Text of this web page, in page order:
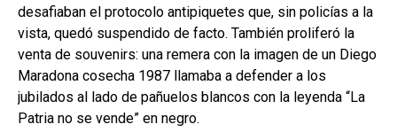
desafiaban el protocolo antipiquetes que, sin policías a la
vista, quedó suspendido de facto. También proliferó la
venta de souvenirs: una remera con la imagen de un Diego
Maradona cosecha 1987 llamaba a defender a los
jubilados al lado de pañuelos blancos con la leyenda “La
Patria no se vende” en negro.